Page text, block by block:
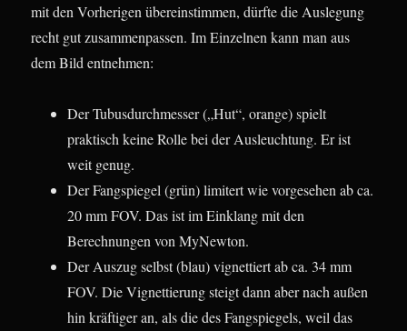
mit den Vorherigen übereinstimmen, dürfte die Auslegung
recht gut zusammenpassen. Im Einzelnen kann man aus
dem Bild entnehmen:
Der Tubusdurchmesser („Hut“, orange) spielt
praktisch keine Rolle bei der Ausleuchtung. Er ist
weit genug.
Der Fangspiegel (grün) limitert wie vorgesehen ab ca.
20 mm FOV. Das ist im Einklang mit den
Berechnungen von MyNewton.
Der Auszug selbst (blau) vignettiert ab ca. 34 mm
FOV. Die Vignettierung steigt dann aber nach außen
hin kräftiger an, als die des Fangspiegels, weil das